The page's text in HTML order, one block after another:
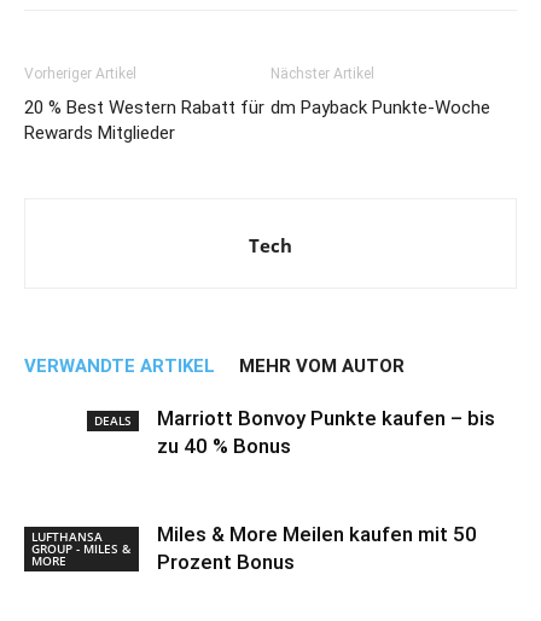
Vorheriger Artikel
20 % Best Western Rabatt für
Rewards Mitglieder
Nächster Artikel
dm Payback Punkte-Woche
Tech
VERWANDTE ARTIKEL MEHR VOM AUTOR
DEALS
Marriott Bonvoy Punkte kaufen – bis
zu 40 % Bonus
LUFTHANSA
GROUP - MILES &
MORE
Miles & More Meilen kaufen mit 50
Prozent Bonus